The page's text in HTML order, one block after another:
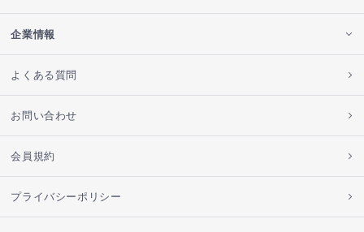
企業情報
よくある質問
お問い合わせ
会員規約
プライバシーポリシー